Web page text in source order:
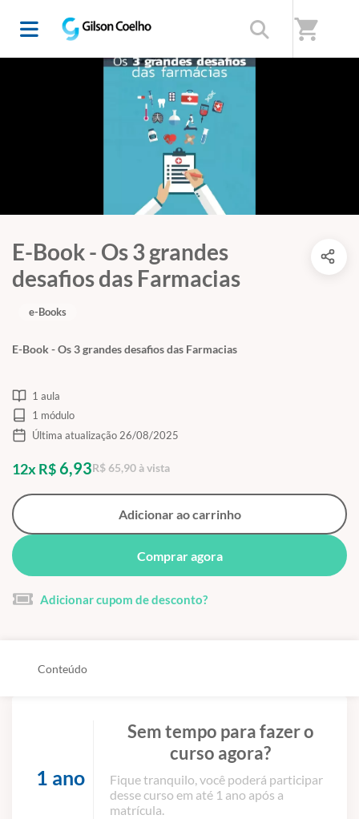
shopping_cart
E-Book - Os 3 grandes
desafios das Farmacias
E-Book - Os 3 grandes desafios das Farmacias
e-Books
1 aula
1 módulo
Última atualização 26/08/2025
12x R$6,93R$ 65,90 à vista
Adicionar ao carrinho
Comprar agora
Adicionar cupom de desconto?
Conteúdo
1 ano
Sem tempo para fazer o
curso agora?
Fique tranquilo, você poderá participar
desse curso em até 1 ano após a
matrícula.